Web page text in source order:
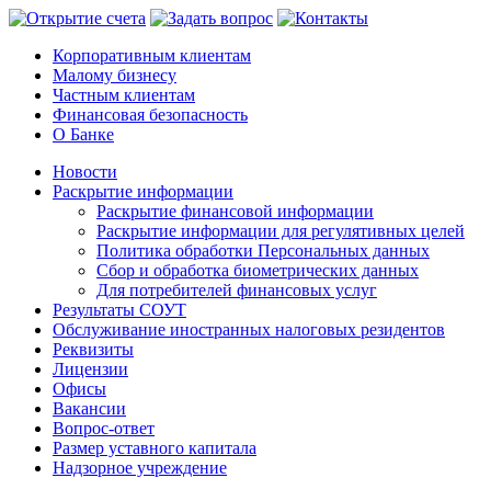
Корпоративным клиентам
Малому бизнесу
Частным клиентам
Финансовая безопасность
О Банке
Новости
Раскрытие информации
Раскрытие финансовой информации
Раскрытие информации для регулятивных целей
Политика обработки Персональных данных
Сбор и обработка биометрических данных
Для потребителей финансовых услуг
Результаты СОУТ
Обслуживание иностранных налоговых резидентов
Реквизиты
Лицензии
Офисы
Вакансии
Вопрос-ответ
Размер уставного капитала
Надзорное учреждение